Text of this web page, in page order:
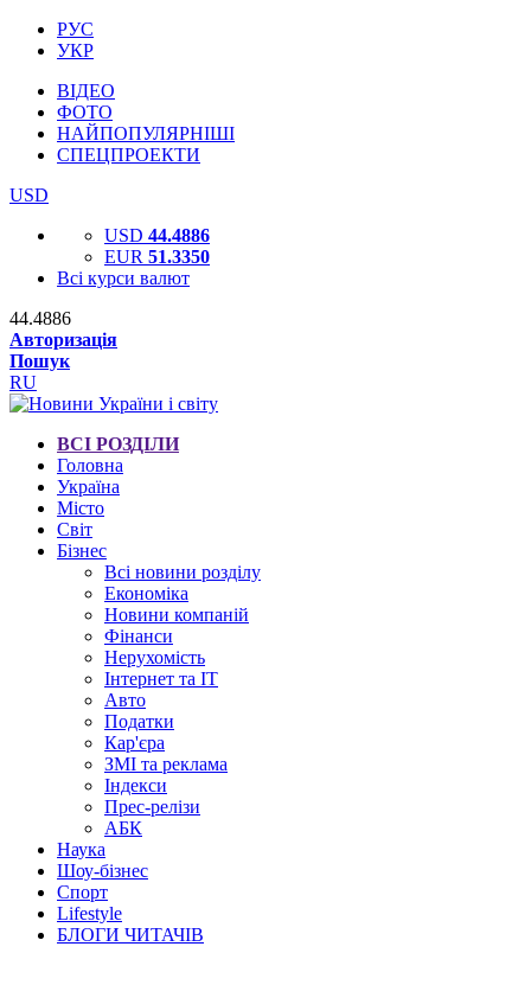
РУС
УКР
ВІДЕО
ФОТО
НАЙПОПУЛЯРНІШІ
СПЕЦПРОЕКТИ
USD
USD 44.4886
EUR 51.3350
Всі курси валют
44.4886
Авторизація
Пошук
RU
ВСІ РОЗДІЛИ
Головна
Україна
Місто
Світ
Бізнес
Всі новини розділу
Економіка
Новини компаній
Фінанси
Нерухомість
Інтернет та IT
Авто
Податки
Кар'єра
ЗМІ та реклама
Індекси
Прес-релізи
АБК
Наука
Шоу-бізнес
Спорт
Lifestyle
БЛОГИ ЧИТАЧІВ